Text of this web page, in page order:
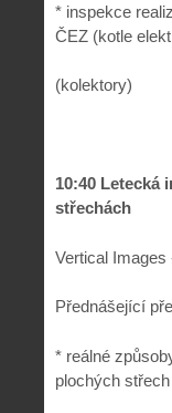
* inspekce
ČEZ (kotle
(kolektory)
10:40 Letecká
střechách
Vertical Images
Přednášející
* reálné
plochých